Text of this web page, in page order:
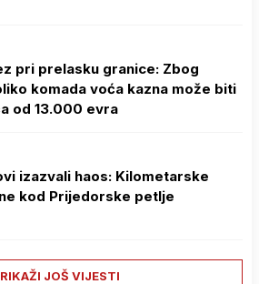
pri prelasku granice: Zbog
komada voća kazna može biti
od 13.000 evra
izazvali haos: Kilometarske
kod Prijedorske petlje
JOŠ VIJESTI